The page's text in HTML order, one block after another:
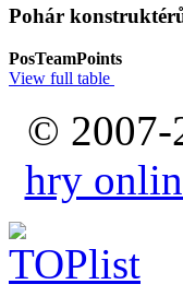
Pohár
PosTeamPoints
View full table
© 2007-
hry